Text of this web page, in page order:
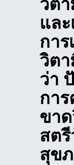
วิต
แล
กา
วิต
ว่า
กา
ขา
สต
สุข